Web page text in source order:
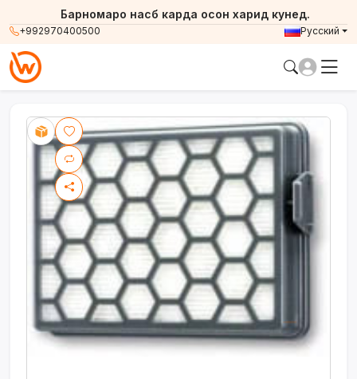
+992970400500
Барномаро насб карда осон харид кунед.
Русский